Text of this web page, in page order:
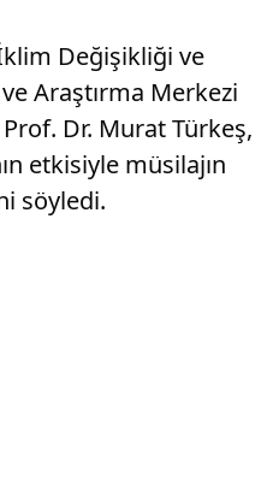
Değişikliği ve
Araştırma Merkezi
Dr. Murat Türkeş,
etkisiyle müsilajın
söyledi.